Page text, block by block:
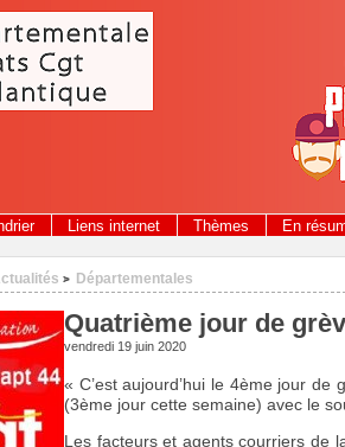
Liens internet Thèmes En
> Départementales
Quatrième jour de
vendredi 19 juin 2020
« C’est aujourd’hui le 4ème jour
(3ème jour cette semaine) avec le
Les facteurs et agents courriers de